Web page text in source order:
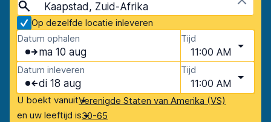
Kaapstad, Zuid-Afrika
Op dezelfde locatie inleveren
Datum ophalen
ma 10 aug
Tijd
11:00 AM
Datum inleveren
di 18 aug
Tijd
11:00 AM
U boekt vanuitVerenigde Staten van Amerika (VS)
en uw leeftijd is30-65